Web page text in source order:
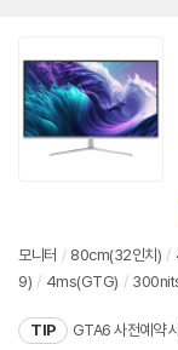
모니터 / 80cm(32인치) /
9) / 4ms(GTG) /
TIP GTA6 사전예약